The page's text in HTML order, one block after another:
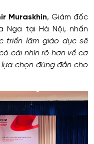
Muraskhin, Giám đốc
Nga tại Hà Nội, nhấn
triển lãm giáo dục sẽ
cái nhìn rõ hơn về cơ
chọn đúng đắn cho